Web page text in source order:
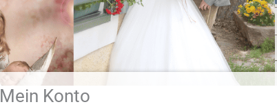
Mein Konto